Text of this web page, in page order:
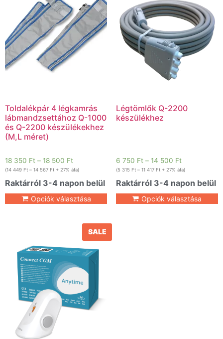
Toldalékpár 4 légkamrás
lábmandzsettához Q-1000
és Q-2200 készülékekhez
(M,L méret)
18 350 Ft – 18 500 Ft
(14 449 Ft – 14 567 Ft + 27% áfa)
Raktárról 3-4 napon belül
Opciók választása
Légtömlők Q-2200
készülékhez
6 750 Ft – 14 500 Ft
(5 315 Ft– 11 417 Ft+ 27% áfa)
Raktárról 3-4 napon belül
Opciók választása
SALE